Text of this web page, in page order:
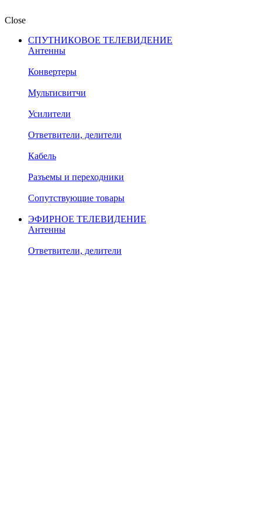
Close
СПУТНИКОВОЕ ТЕЛЕВИДЕНИЕ
Антенны
Конвертеры
Мультисвитчи
Усилители
Ответвители, делители
Кабель
Разъемы и переходники
Сопутствующие товары
ЭФИРНОЕ ТЕЛЕВИДЕНИЕ
Антенны
Ответвители, делители